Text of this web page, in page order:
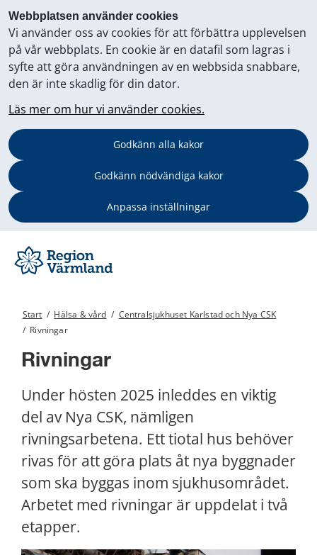
Webbplatsen använder cookies
Vi använder oss av cookies för att förbättra upplevelsen
på vår webbplats. En cookie är en datafil som lagras i
syfte att göra användningen av en webbsida snabbare,
den är inte skadlig för din dator.
Läs mer om hur vi använder cookies.
Godkänn alla kakor
Godkänn nödvändiga kakor
Anpassa inställningar
Start / Hälsa & vård / Centralsjukhuset Karlstad och Nya CSK
/ Rivningar
Rivningar
Under hösten 2025 inleddes en viktig
del av Nya CSK, nämligen
rivningsarbetena. Ett tiotal hus behöver
rivas för att göra plats åt nya byggnader
som ska byggas inom sjukhusområdet.
Arbetet med rivningar är uppdelat i två
etapper.